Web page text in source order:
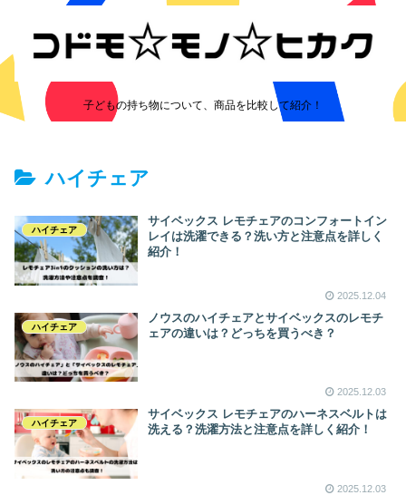
子どもの持ち物について、商品を比較して紹介！
ハイチェア
ハイチェア
サイベックス レモチェアのコンフォートイン
レイは洗濯できる？洗い方と注意点を詳しく
紹介！
2025.12.04
ハイチェア
ノウスのハイチェアとサイベックスのレモチ
ェアの違いは？どっちを買うべき？
2025.12.03
ハイチェア
サイベックス レモチェアのハーネスベルトは
洗える？洗濯方法と注意点を詳しく紹介！
2025.12.03